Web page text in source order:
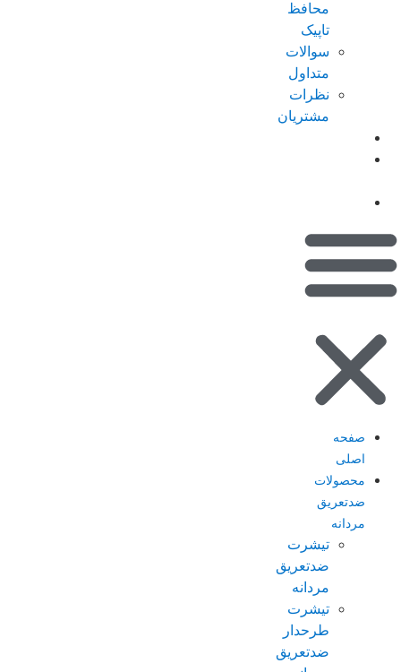
محافظ
تاپیک
سوالات
متداول
نظرات
مشتریان
صفحه
اصلی
محصولات
ضدتعریق
مردانه
تیشرت
ضدتعریق
مردانه
تیشرت
طرحدار
ضدتعریق